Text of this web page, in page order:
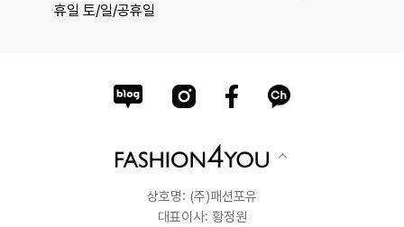
휴일 토/일/공휴일
상호명: (주)패션포유
대표이사: 황정원